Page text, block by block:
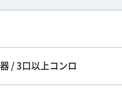
/ 3口以上コンロ